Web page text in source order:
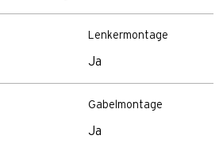
Lenkermontage
Ja
Gabelmontage
Ja